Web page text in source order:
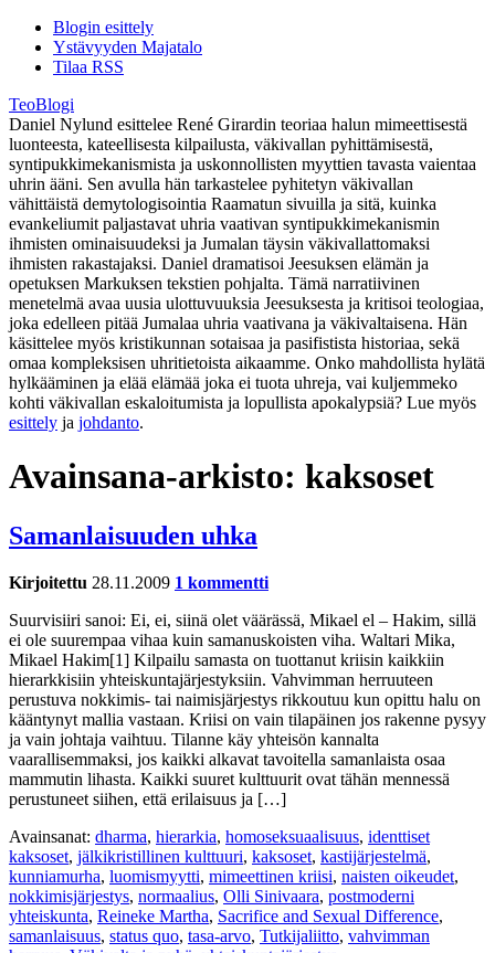
Blogin esittely
Ystävyyden Majatalo
Tilaa RSS
TeoBlogi
Daniel Nylund esittelee René Girardin teoriaa halun mimeettisestä
luonteesta, kateellisesta kilpailusta, väkivallan pyhittämisestä,
syntipukkimekanismista ja uskonnollisten myyttien tavasta vaientaa
uhrin ääni. Sen avulla hän tarkastelee pyhitetyn väkivallan
vähittäistä demytologisointia Raamatun sivuilla ja sitä, kuinka
evankeliumit paljastavat uhria vaativan syntipukkimekanismin
ihmisten ominaisuudeksi ja Jumalan täysin väkivallattomaksi
ihmisten rakastajaksi. Daniel dramatisoi Jeesuksen elämän ja
opetuksen Markuksen tekstien pohjalta. Tämä narratiivinen
menetelmä avaa uusia ulottuvuuksia Jeesuksesta ja kritisoi teologiaa,
joka edelleen pitää Jumalaa uhria vaativana ja väkivaltaisena. Hän
käsittelee myös kristikunnan sotaisaa ja pasifistista historiaa, sekä
omaa kompleksisen uhritietoista aikaamme. Onko mahdollista hylätä
hylkääminen ja elää elämää joka ei tuota uhreja, vai kuljemmeko
kohti väkivallan eskaloitumista ja lopullista apokalypsiä? Lue myös
esittely ja johdanto.
Avainsana-arkisto: kaksoset
Samanlaisuuden uhka
Kirjoitettu 28.11.2009 1 kommentti
Suurvisiiri sanoi: Ei, ei, siinä olet väärässä, Mikael el – Hakim, sillä
ei ole suurempaa vihaa kuin samanuskoisten viha. Waltari Mika,
Mikael Hakim[1] Kilpailu samasta on tuottanut kriisin kaikkiin
hierarkkisiin yhteiskuntajärjestyksiin. Vahvimman herruuteen
perustuva nokkimis- tai naimisjärjestys rikkoutuu kun opittu halu on
kääntynyt mallia vastaan. Kriisi on vain tilapäinen jos rakenne pysyy
ja vain johtaja vaihtuu. Tilanne käy yhteisön kannalta
vaarallisemmaksi, jos kaikki alkavat tavoitella samanlaista osaa
mammutin lihasta. Kaikki suuret kulttuurit ovat tähän mennessä
perustuneet siihen, että erilaisuus ja […]
Avainsanat: dharma, hierarkia, homoseksuaalisuus, identtiset
kaksoset, jälkikristillinen kulttuuri, kaksoset, kastijärjestelmä,
kunniamurha, luomismyytti, mimeettinen kriisi, naisten oikeudet,
nokkimisjärjestys, normaalius, Olli Sinivaara, postmoderni
yhteiskunta, Reineke Martha, Sacrifice and Sexual Difference,
samanlaisuus, status quo, tasa-arvo, Tutkijaliitto, vahvimman